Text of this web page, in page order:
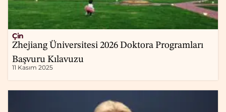
Çin
Zhejiang Üniversitesi 2026 Doktora Programları
Başvuru Kılavuzu
11 Kasım 2025